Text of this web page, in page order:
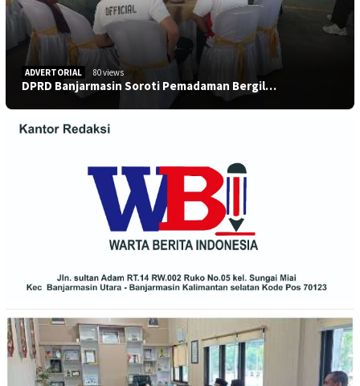
ADVERTORIAL 80 views
DPRD Banjarmasin Soroti Pemadaman Bergil…